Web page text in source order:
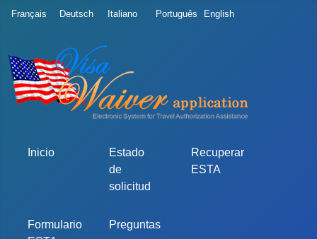
Seleccione su idioma
Français Deutsch Italiano Português English
Inicio
Estado
de
solicitud
Recuperar
ESTA
Formulario
Preguntas